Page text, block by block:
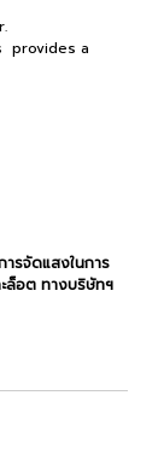
provides a
รจัดแสงในการ
ล็อต ทางบริษัทฯ